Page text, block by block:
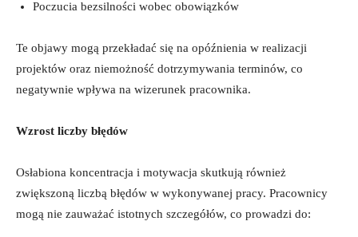
Poczucia bezsilności ⁣wobec obowiązków
Te ‍objawy ⁤mogą‍ przekładać⁣ się na opóźnienia w realizacji
projektów oraz niemożność dotrzymywania terminów, co
negatywnie wpływa na ‌wizerunek pracownika.
Wzrost‌ liczby‌ błędów
Osłabiona koncentracja i ‍motywacja skutkują również
zwiększoną liczbą błędów w wykonywanej pracy. Pracownicy
mogą⁣ nie zauważać istotnych szczegółów, co prowadzi do: